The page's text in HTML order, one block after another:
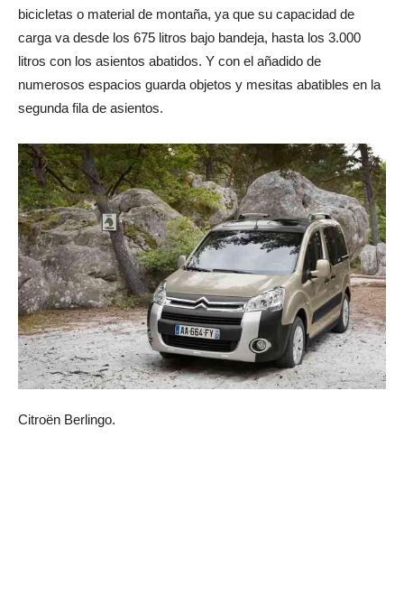
bicicletas o material de montaña, ya que su capacidad de
carga va desde los 675 litros bajo bandeja, hasta los 3.000
litros con los asientos abatidos. Y con el añadido de
numerosos espacios guarda objetos y mesitas abatibles en la
segunda fila de asientos.
Citroën Berlingo.